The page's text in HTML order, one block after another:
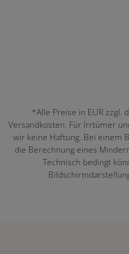
*Alle Preise in EUR
Versandkosten. Für Irrtümer
wir keine Haftung. Bei einem
die Berechnung eines
Technisch bedingt